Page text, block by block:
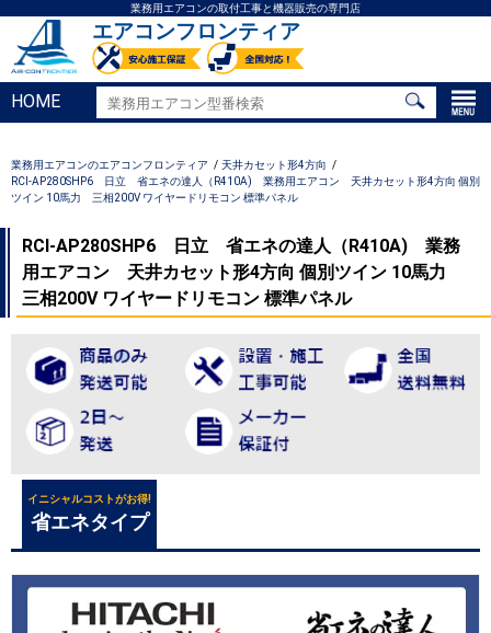
業務用エアコンの取付工事と機器販売の専門店
エアコンフロンティア
HOME
業務用エアコンのエアコンフロンティア
天井カセット形4方向
RCI-AP280SHP6 日立 省エネの達人（R410A) 業務用エアコン 天井カセット形4方向 個別
ツイン 10馬力 三相200V ワイヤードリモコン 標準パネル
RCI-AP280SHP6 日立 省エネの達人（R410A) 業務
用エアコン 天井カセット形4方向 個別ツイン 10馬力
三相200V ワイヤードリモコン 標準パネル
イニシャルコストがお得!
省エネタイプ